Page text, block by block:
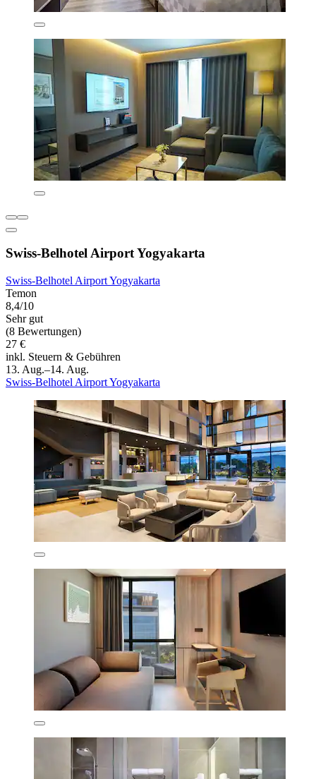
Swiss-Belhotel Airport Yogyakarta
Swiss-Belhotel Airport Yogyakarta
Temon
8,4/10
Sehr gut
(8 Bewertungen)
27 €
inkl. Steuern & Gebühren
13. Aug.–14. Aug.
Swiss-Belhotel Airport Yogyakarta